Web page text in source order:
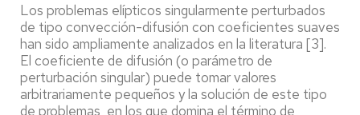
Los problemas elípticos singularmente perturbados
de tipo convección-difusión con coeficientes suaves
han sido ampliamente analizados en la literatura [3].
El coeficiente de difusión (o parámetro de
perturbación singular) puede tomar valores
arbitrariamente pequeños y la solución de este tipo
de problemas, en los que domina el término de